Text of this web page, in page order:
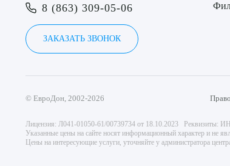
8 (863) 309-05-06
ЗАКАЗАТЬ ЗВОНОК
© ЕвроДон, 2002-2026
Лицензия: Л041-01050-61/00739734 от 18.10.2023 Реквизиты:
Указанные цены на сайте носят информационный характер и не
Цены на интересующие услуги, уточняйте у администратора